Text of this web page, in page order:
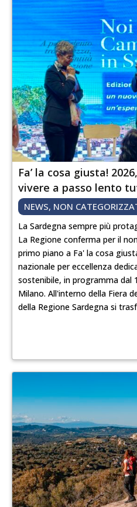
Fa’ la cosa giusta!
vivere a passo lento
NEWS, NON
La Sardegna sempre più
La Regione conferma per il
primo piano a Fa' la cosa
nazionale per eccellenza
sostenibile, in programma dal
Milano. All'interno della Fiera
della Regione Sardegna si